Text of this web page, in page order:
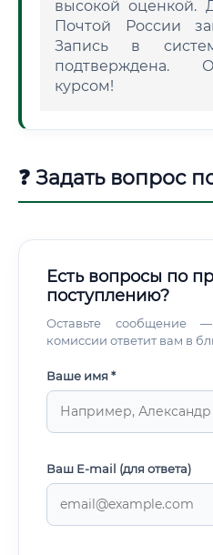
высокой оценкой.
Почтой России
Запись в
подтверждена.
курсом!
❓ Задать вопрос
Есть вопросы по
поступлению?
Оставьте сообщение
комиссии ответит вам в
Ваше имя *
Ваш E-mail (для ответа)